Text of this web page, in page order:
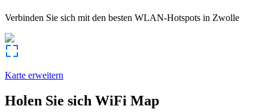
Verbinden Sie sich mit den besten WLAN-Hotspots in Zwolle
Karte erweitern
Holen Sie sich WiFi Map